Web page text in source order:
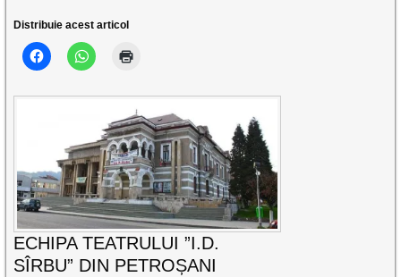
Distribuie acest articol
ECHIPA TEATRULUI ”I.D.
SÎRBU” DIN PETROȘANI